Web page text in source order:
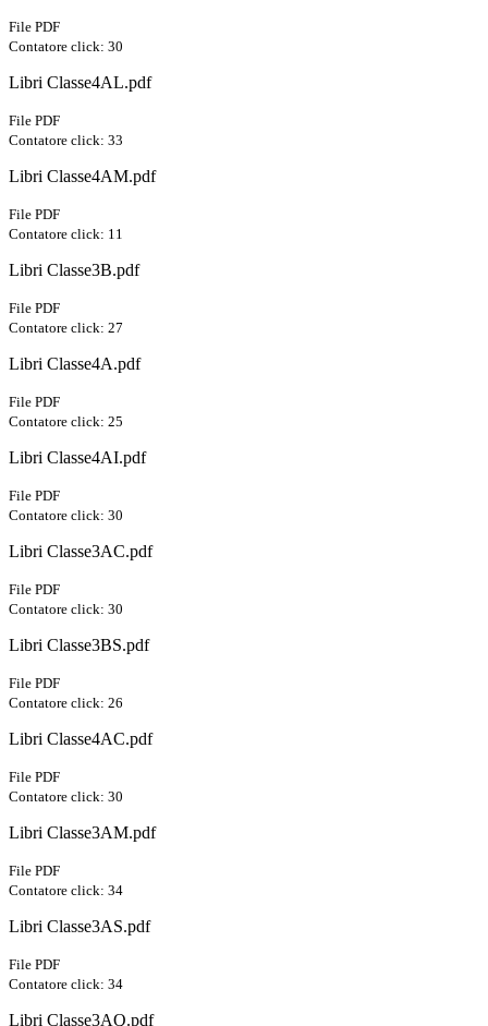
File PDF
Contatore click: 30
Libri Classe4AL.pdf
File PDF
Contatore click: 33
Libri Classe4AM.pdf
File PDF
Contatore click: 11
Libri Classe3B.pdf
File PDF
Contatore click: 27
Libri Classe4A.pdf
File PDF
Contatore click: 25
Libri Classe4AI.pdf
File PDF
Contatore click: 30
Libri Classe3AC.pdf
File PDF
Contatore click: 30
Libri Classe3BS.pdf
File PDF
Contatore click: 26
Libri Classe4AC.pdf
File PDF
Contatore click: 30
Libri Classe3AM.pdf
File PDF
Contatore click: 34
Libri Classe3AS.pdf
File PDF
Contatore click: 34
Libri Classe3AQ.pdf